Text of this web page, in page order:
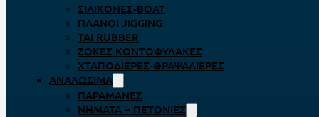
ΣΙΛΙΚΌΝΕΣ-BOAT
ΠΛΆΝΟΙ JIGGING
TAI RUBBER
ΖΌΚΕΣ ΚΟΝΤΟΦΎΛΑΚΕΣ
ΧΤΑΠΟΔΙΈΡΕΣ-ΘΡΑΨΑΛΙΈΡΕΣ
ΑΝΑΛΏΣΙΜΑ
ΠΑΡΑΜΆΝΕΣ
ΝΉΜΑΤΑ – ΠΕΤΟΝΙΈΣ